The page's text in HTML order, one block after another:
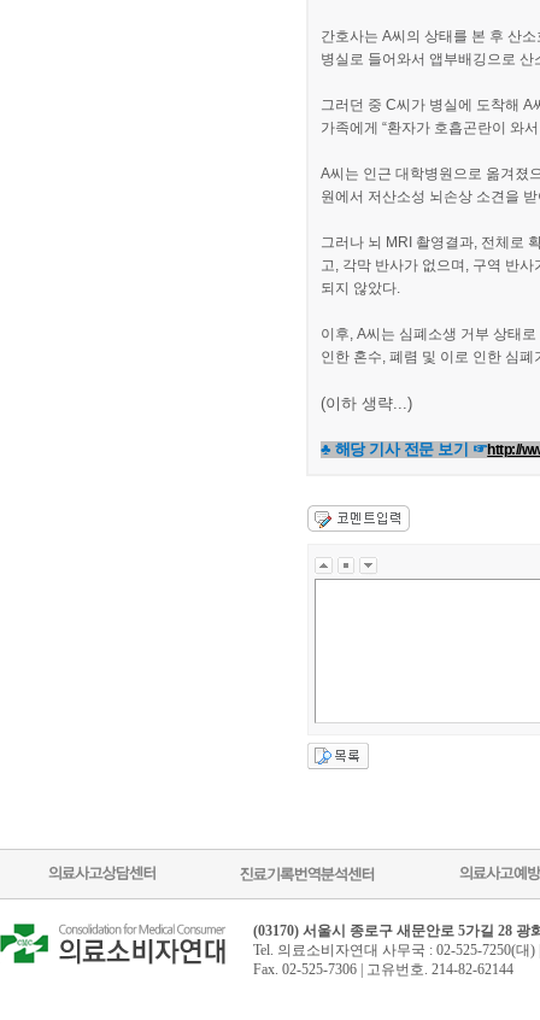
간호사는 A씨의 상태를 본 후 산
병실로 들어와서 앱부배깅으로 산
그러던 중 C씨가 병실에 도착해
가족에게 “환자가 호흡곤란이 와
A씨는 인근 대학병원으로 옮겨졌
원에서 저산소성 뇌손상 소견을
그러나 뇌 MRI 촬영결과, 전체로
고, 각막 반사가 없으며, 구역 반
되지 않았다.
이후, A씨는 심폐소생 거부 상태
인한 혼수, 폐렴 및 이로 인한 심
(이하 생략...)
♣ 해당 기사 전문 보기 ☞http://
(03170) 서울시 종로구 새문안로 5가길 28 광
Tel. 의료소비자연대 사무국 : 02-525-7250(대
Fax. 02-525-7306 | 고유번호. 214-82-62144